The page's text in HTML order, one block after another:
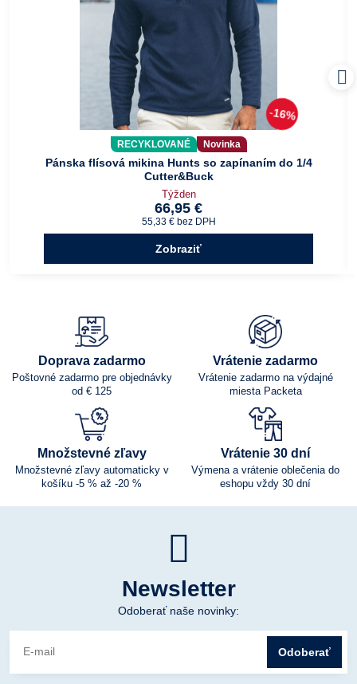
16%
RECYKLOVANÉ Novinka
Pánska flísová mikina Hunts so zapínaním do 1/4
Cutter&Buck
Týžden
66,95 €
55,33 € bez DPH
Zobraziť
Doprava zadarmo
Poštovné zadarmo pre objednávky
od € 125
Vrátenie zadarmo
Vrátenie zadarmo na výdajné
miesta Packeta
Množstevné zľavy
Množstevné zľavy automaticky v
košíku -5 % až -20 %
Vrátenie 30 dní
Výmena a vrátenie oblečenia do
eshopu vždy 30 dní
Newsletter
Odoberať naše novinky:
Odoberať